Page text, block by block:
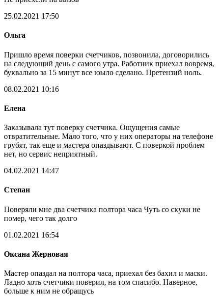
25.02.2021 17:50
Ольга
Пришло время поверки счетчиков, позвонила, договорились
на следующий день с самого утра. Работник приехал вовремя,
буквально за 15 минут все юыло сделано. Претензий ноль.
08.02.2021 10:16
Елена
Заказывала тут поверку счетчика. Ощущения самые
отвратительные. Мало того, что у них операторы на телефоне
грубят, так еще и мастера опаздывают. С поверкой проблем
нет, но сервис неприятный.
04.02.2021 14:47
Степан
Поверяли мне два счетчика полтора часа Чуть со скуки не
помер, чего так долго
01.02.2021 16:54
Оксана Жерновая
Мастер опаздал на полтора часа, приехал без бахил и маски.
Ладно хоть счетчики поверил, на том спасибо. Наверное,
больше к ним не обращусь